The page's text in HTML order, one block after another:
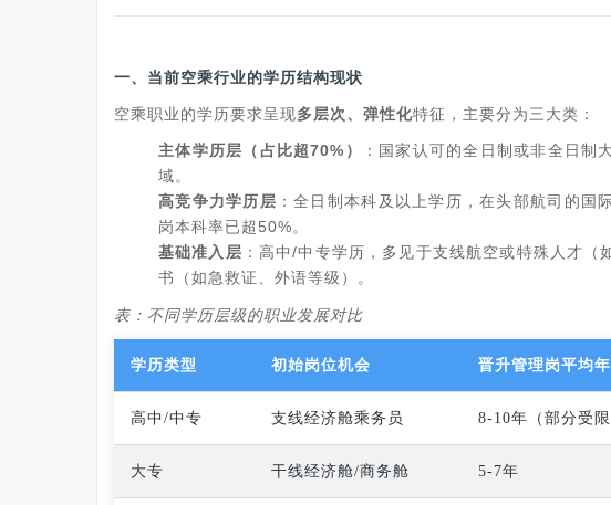
一、当前空乘行业的学历结构现状
空乘职业的学历要求呈现多层次、弹性化特征，主要分为三大类：
主体学历层（占比超70%）
：国家认可的全日制或非全日制
域。
高竞争力学历层 ：全日制本科及以上学历，在头部航司的国
岗本科率已超50%。
基础准入层 ：高中/中专学历，多见于支线航空或特殊人才
书（如急救证、外语等级）。
表：不同学历层级的职业发展对比
学历类型 初始岗位机会 晋升管理岗平均
高中/中专 支线经济舱乘务员 8-10年（部分受限
大专 干线经济舱/商务舱 5-7年